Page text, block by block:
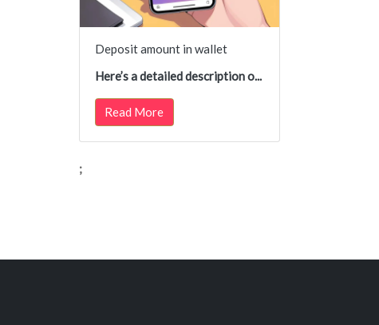
Deposit amount in wallet
Here’s a detailed description o...
Read More
;